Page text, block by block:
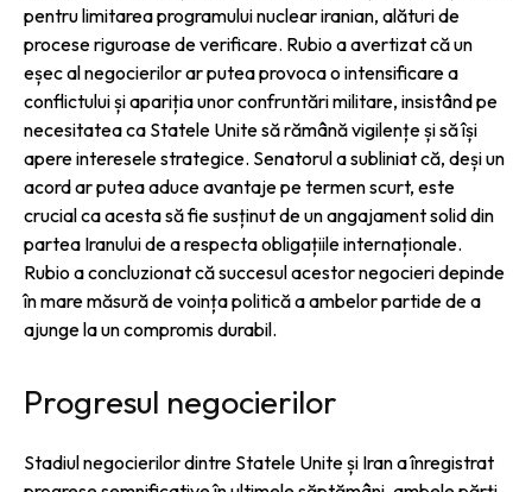
pentru limitarea programului nuclear iranian, alături de
procese riguroase de verificare. Rubio a avertizat că un
eșec al negocierilor ar putea provoca o intensificare a
conflictului și apariția unor confruntări militare, insistând pe
necesitatea ca Statele Unite să rămână vigilențe și să își
apere interesele strategice. Senatorul a subliniat că, deși un
acord ar putea aduce avantaje pe termen scurt, este
crucial ca acesta să fie susținut de un angajament solid din
partea Iranului de a respecta obligațiile internaționale.
Rubio a concluzionat că succesul acestor negocieri depinde
în mare măsură de voința politică a ambelor partide de a
ajunge la un compromis durabil.
Progresul negocierilor
Stadiul negocierilor dintre Statele Unite și Iran a înregistrat